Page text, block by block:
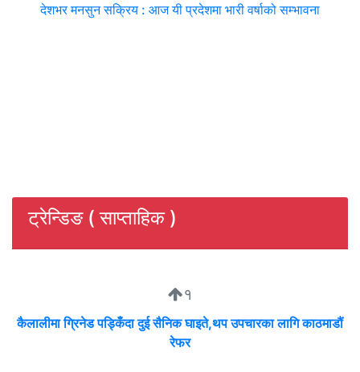
देशभर मनसुन सक्रिय : आज यी प्रदेशमा भारी वर्षाको सम्भावना
ट्रेन्डिङ ( साप्ताहिक )
१
कैलालीमा ग्रिनेड पड्किँदा दुई सैनिक घाइते,थप उपचारका लागि काठमाडौं
रेफर